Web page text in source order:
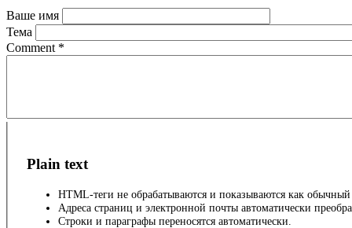
Ваше имя
Тема
Comment *
Plain text
HTML-теги не обрабатываются и показываются как обычный
Адреса страниц и электронной почты автоматически
Строки и параграфы переносятся автоматически.